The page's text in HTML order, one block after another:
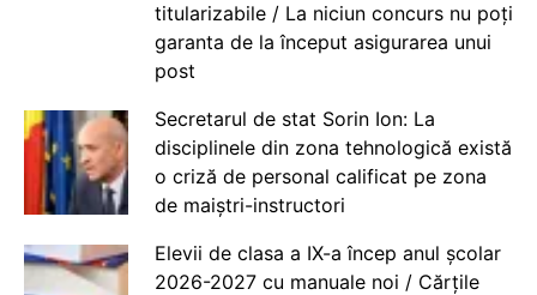
titularizabile / La niciun concurs nu poți
garanta de la început asigurarea unui
post
Secretarul de stat Sorin Ion: La
disciplinele din zona tehnologică există
o criză de personal calificat pe zona
de maiștri-instructori
Elevii de clasa a IX-a încep anul școlar
2026-2027 cu manuale noi / Cărțile